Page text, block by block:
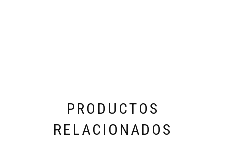
PRODUCTOS
RELACIONADOS